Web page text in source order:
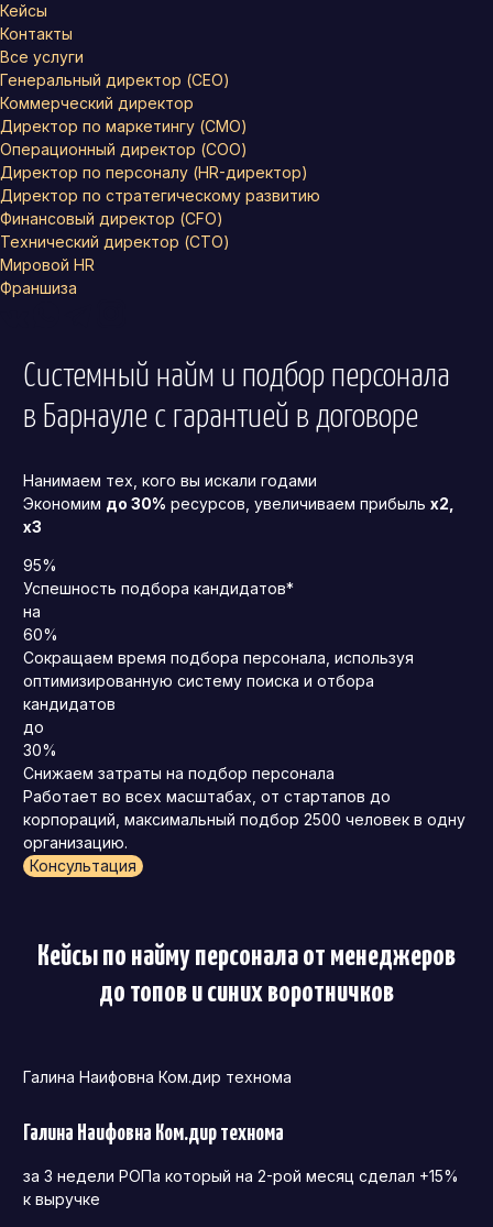
Кейсы
Контакты
Все услуги
Генеральный директор (CEO)
Коммерческий директор
Директор по маркетингу (CMO)
Операционный директор (COO)
Директор по персоналу (HR-директор)
Директор по стратегическому развитию
Финансовый директор (CFO)
Технический директор (CTO)
Мировой HR
Франшиза
Системный найм и подбор персонала
в Барнауле с гарантией в договоре
Нанимаем тех, кого вы искали годами
Экономим до 30% ресурсов, увеличиваем прибыль x2,
x3
95%
Успешность подбора кандидатов*
на
60%
Сокращаем время подбора персонала, используя
оптимизированную систему поиска и отбора
кандидатов
до
30%
Снижаем затраты на подбор персонала
Работает во всех масштабах, от стартапов до
корпораций, максимальный подбор 2500 человек в одну
организацию.
Консультация
Кейсы по найму персонала от менеджеров
до топов и синих воротничков
Галина Наифовна Ком.дир технома
Галина Наифовна Ком.дир технома
за 3 недели РОПа который на 2-рой месяц сделал +15%
к выручке